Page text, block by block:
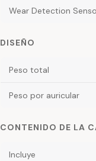
Wear Detection
DISEÑO
Peso total
Peso por auricular
CONTENIDO DE LA
Incluye